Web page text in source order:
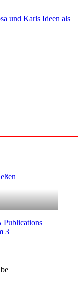
und Karls Ideen als
Publications
3